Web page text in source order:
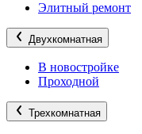
Элитный ремонт
Двухкомнатная
В новостройке
Проходной
Трехкомнатная